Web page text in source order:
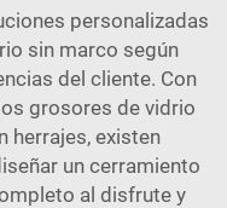
personalizadas
sin marco según
del cliente. Con
grosores de vidrio
herrajes, existen
un cerramiento
al disfrute y